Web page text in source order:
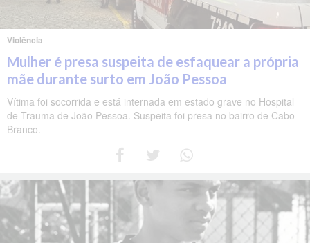
Violência
Mulher é presa suspeita de esfaquear a própria
mãe durante surto em João Pessoa
Vítima foi socorrida e está internada em estado grave no Hospital
de Trauma de João Pessoa. Suspeita foi presa no bairro de Cabo
Branco.